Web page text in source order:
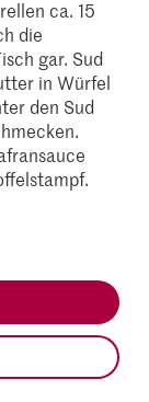
ca. 15
die
gar. Sud
in Würfel
den Sud